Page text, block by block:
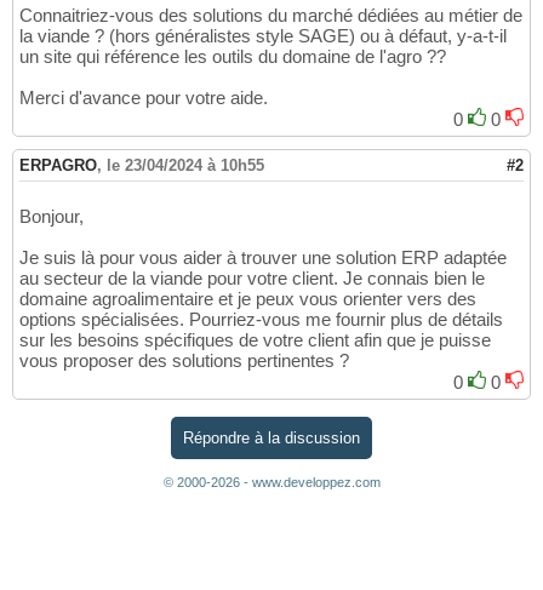
Connaitriez-vous des solutions du marché dédiées au métier de
la viande ? (hors généralistes style SAGE) ou à défaut, y-a-t-il
un site qui référence les outils du domaine de l'agro ??
Merci d'avance pour votre aide.
0
0
ERPAGRO, le 23/04/2024 à 10h55 #2
Bonjour,
Je suis là pour vous aider à trouver une solution ERP adaptée
au secteur de la viande pour votre client. Je connais bien le
domaine agroalimentaire et je peux vous orienter vers des
options spécialisées. Pourriez-vous me fournir plus de détails
sur les besoins spécifiques de votre client afin que je puisse
vous proposer des solutions pertinentes ?
0
0
Répondre à la discussion
© 2000-2026 - www.developpez.com